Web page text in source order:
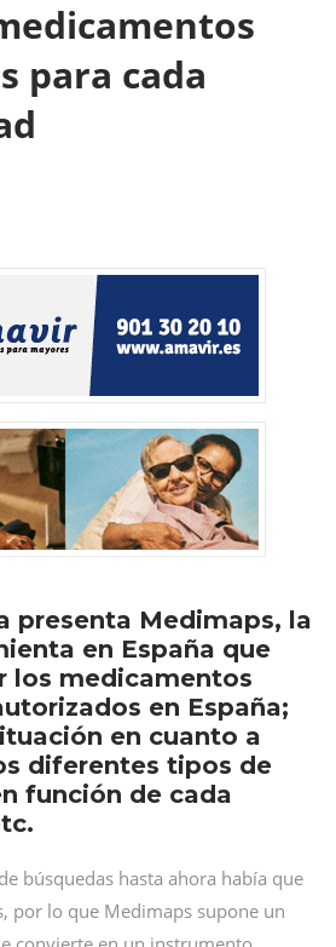
para cada
presenta Medimaps, la
en España que
los medicamentos
en España;
en cuanto a
diferentes tipos de
función de cada
búsquedas hasta ahora había que
por lo que Medimaps supone un